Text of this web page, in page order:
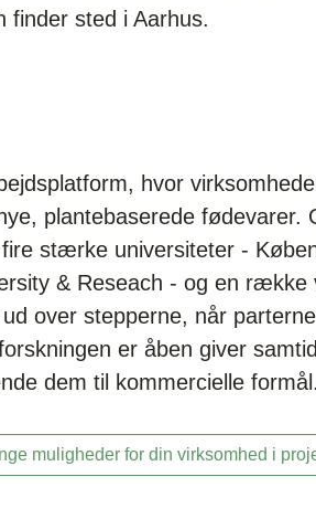
finder sted i Aarhus.
hvor
plantebaserede fødevarer.
stærke universiteter -
& Reseach - og en
over stepperne, når
er åben giver
dem til kommercielle formål.
muligheder for din virksomhed i